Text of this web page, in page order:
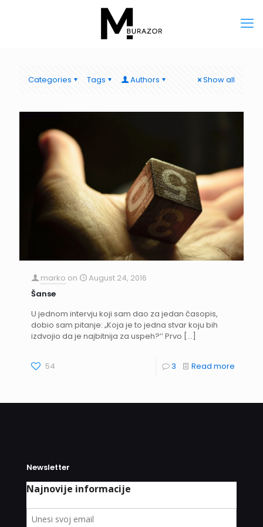
Categories Tags Authors Show all
marko on
August 24, 2016
Šanse
U jednom intervju koji sam dao za jedan časopis,
dobio sam pitanje: ‚‚Koja je to jedna stvar koju bih
izdvojio da je najbitnija za uspeh?’’ Prvo […]
54 3 Read more
Newsletter